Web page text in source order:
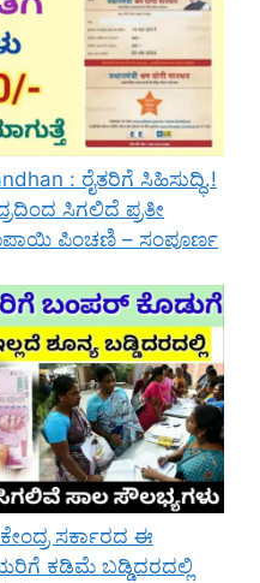
: ರೈತರಿಗೆ ಸಿಹಿಸುದ್ಧಿ.!
ಸಿಗಲಿದೆ ಪ್ರತೀ
ಪಿಂಚಣಿ – ಸಂಪೂರ್ಣ
ಸರ್ಕಾರದ ಈ
ಕಡಿಮೆ ಬಡ್ಡಿದರದಲ್ಲಿ